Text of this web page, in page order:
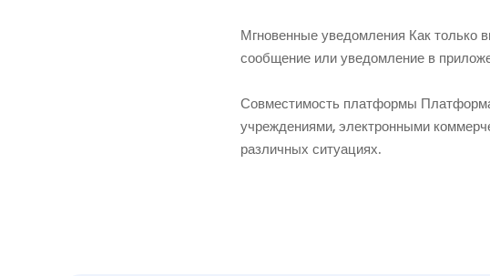
Мгновенные уведомления Как только
сообщение или уведомление в
Совместимость платформы
учреждениями, электронными
различных ситуациях.